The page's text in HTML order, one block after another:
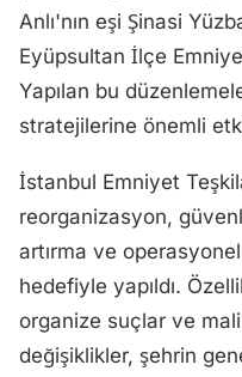
Anlı'nın eşi Şinasi
Eyüpsultan İlçe
Yapılan bu
stratejilerine önemli
İstanbul Emniyet
reorganizasyon,
artırma ve
hedefiyle yapıldı.
organize suçlar ve
değişiklikler, şehrin